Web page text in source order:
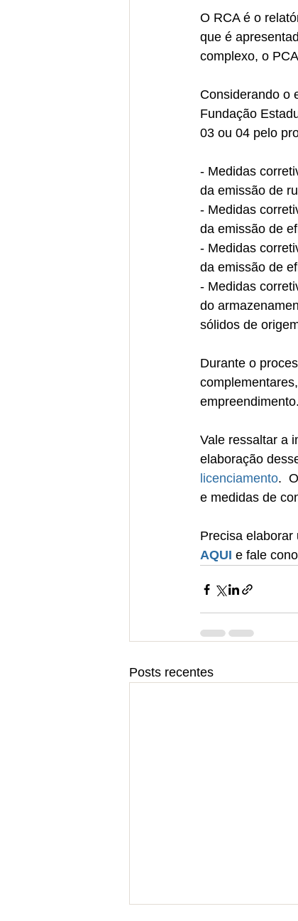
O RCA é o
que é
complexo, o
Considerando o
Fundação
03 ou 04 pelo
- Medidas
da emissão de
- Medidas
da emissão de
- Medidas
da emissão de
- Medidas
do
sólidos de
Durante o
empreendimento.
Vale ressaltar a
elaboração
licenciamento.
e medidas de
Precisa elaborar
AQUI e fale
Posts recentes